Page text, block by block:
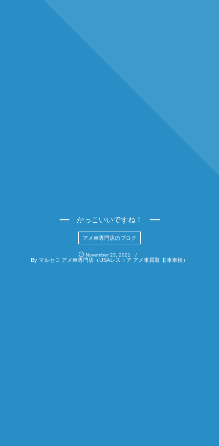
かっこいいですね！
アメ車専門店のブログ
November 23, 2021
By マルセロ アメ車専門店（USAレストア アメ車買取 旧車車検）